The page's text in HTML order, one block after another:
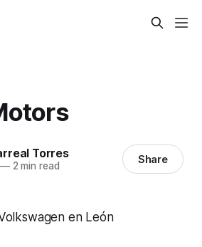
Torres
—2 min read Share
en León